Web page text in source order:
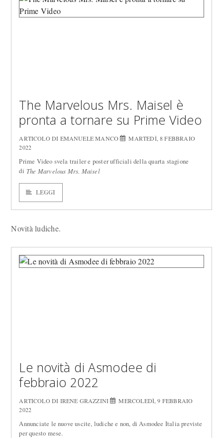
The Marvelous Mrs. Maisel è
pronta a tornare su Prime Video
ARTICOLO DI EMANUELE MANCO
MARTEDÌ, 8 FEBBRAIO
2022
Prime Video svela trailer e poster ufficiali della quarta stagione
di The Marvelous Mrs. Maisel
LEGGI
Novità ludiche.
Le novità di Asmodee di
febbraio 2022
ARTICOLO DI IRENE GRAZZINI
MERCOLEDÌ, 9 FEBBRAIO
2022
Annunciate le nuove uscite, ludiche e non, di Asmodee Italia previste
per questo mese.